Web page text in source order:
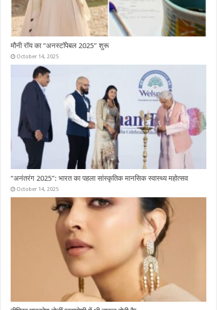
मौनी रॉय का “अनस्टॉपेबल 2025” शुरू
October 14, 2025
“अनंतरंग 2025”: भारत का पहला सांस्कृतिक मानसिक स्वास्थ्य महोत्सव
October 14, 2025